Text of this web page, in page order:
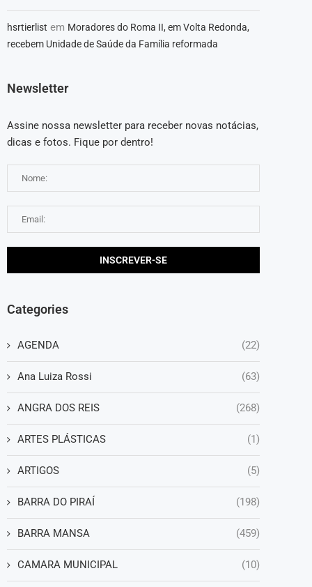
hsrtierlist em Moradores do Roma II, em Volta Redonda,
recebem Unidade de Saúde da Família reformada
Newsletter
Assine nossa newsletter para receber novas notácias,
dicas e fotos. Fique por dentro!
Categories
AGENDA (22)
Ana Luiza Rossi (63)
ANGRA DOS REIS (268)
ARTES PLÁSTICAS (1)
ARTIGOS (5)
BARRA DO PIRAÍ (198)
BARRA MANSA (459)
CAMARA MUNICIPAL (10)